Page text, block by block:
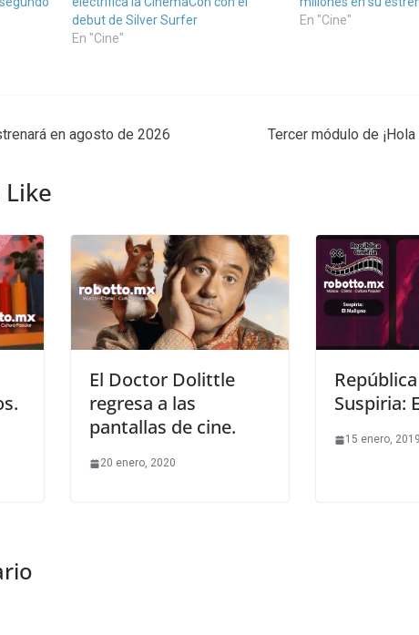
debut de Silver Surfer
En "Cine"
En "Cine"
en agosto de 2026 Tercer módulo de
El Doctor Dolittle
regresa a las
pantallas de cine.
20 enero, 2020
Suspiria:
15 enero, 2019